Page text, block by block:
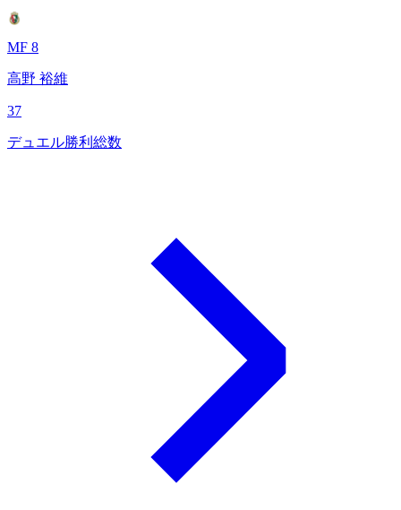
MF 8
高野 裕維
37
デュエル勝利総数